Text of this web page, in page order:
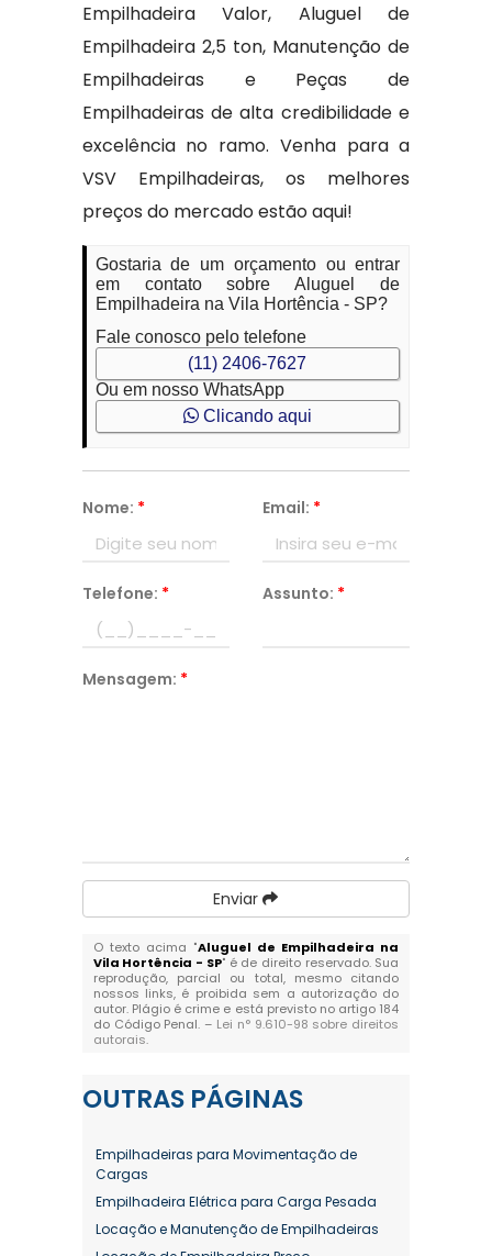
Empilhadeira Valor, Aluguel de
Empilhadeira 2,5 ton, Manutenção de
Empilhadeiras e Peças de
Empilhadeiras de alta credibilidade e
excelência no ramo. Venha para a
VSV Empilhadeiras, os melhores
preços do mercado estão aqui!
Gostaria de um orçamento ou entrar
em contato sobre Aluguel de
Empilhadeira na Vila Hortência - SP?
Fale conosco pelo telefone
(11) 2406-7627
Ou em nosso WhatsApp
Clicando aqui
Nome: * Email: *
Telefone: * Assunto: *
Mensagem: *
Enviar
O texto acima "Aluguel de Empilhadeira na
Vila Hortência - SP" é de direito reservado. Sua
reprodução, parcial ou total, mesmo citando
nossos links, é proibida sem a autorização do
autor. Plágio é crime e está previsto no artigo 184
do Código Penal. – Lei n° 9.610-98 sobre direitos
autorais.
OUTRAS PÁGINAS
Empilhadeiras para Movimentação de
Cargas
Empilhadeira Elétrica para Carga Pesada
Locação e Manutenção de Empilhadeiras